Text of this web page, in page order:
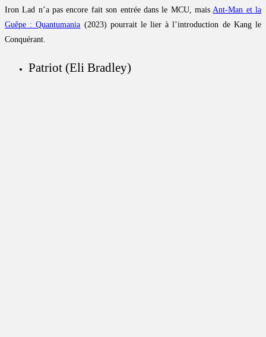
Iron Lad n’a pas encore fait son entrée dans le MCU, mais Ant-Man et la
Guêpe : Quantumania (2023) pourrait le lier à l’introduction de Kang le
Conquérant.
Patriot (Eli Bradley)